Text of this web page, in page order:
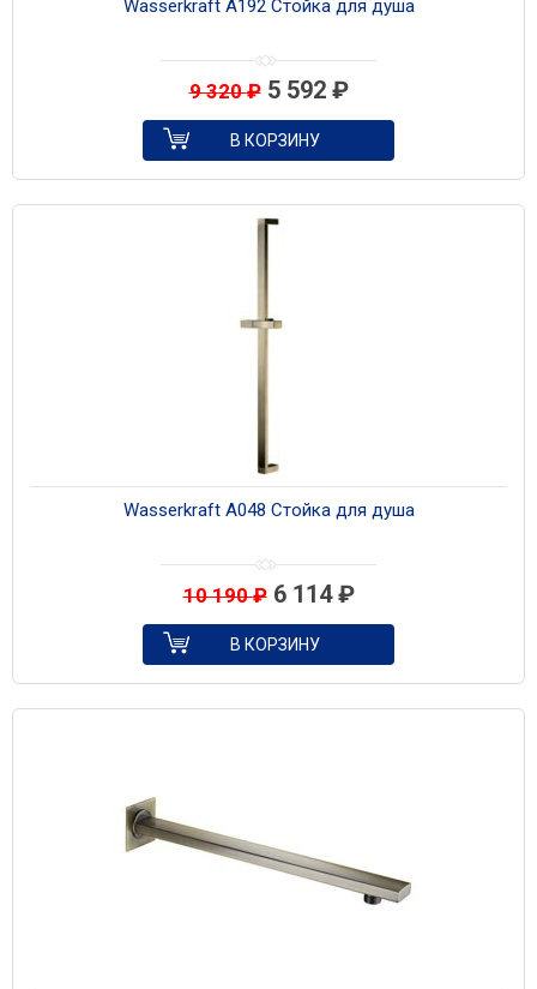
Wasserkraft A192 Стойка для душа
9 320₽ 5 592 ₽
В КОРЗИНУ
Wasserkraft A048 Стойка для душа
10 190₽ 6 114₽
В КОРЗИНУ